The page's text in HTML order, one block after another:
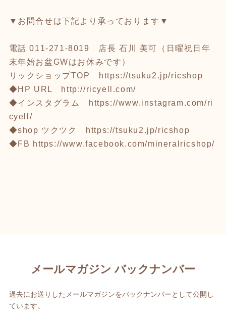
▼お問合せは下記より承っております▼
電話 011-271-8019 店長 石川 美可（日曜祝日年
末年始お盆GWはお休みです）
リックショップTOP
https://tsuku2.jp/ricshop
◆HP URL http://ricyell.com/
◆インスタグラム
https://www.instagram.com/ri
cyell/
◆shop ツクツク
https://tsuku2.jp/ricshop
◆FB https://www.facebook.com/mineralricshop/
メールマガジン バックナンバー
過去にお送りしたメールマガジンをバックナンバーとして公開し
ています。